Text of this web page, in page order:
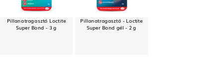
Pillanatragasztó Loctite
Super Bond - 3 g
Pillanatragasztó - Loctite
Super Bond gél - 2 g